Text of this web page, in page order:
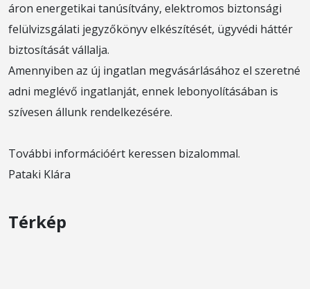
áron energetikai tanúsítvány, elektromos biztonsági
felülvizsgálati jegyzőkönyv elkészítését, ügyvédi háttér
biztosítását vállalja.
Amennyiben az új ingatlan megvásárlásához el szeretné
adni meglévő ingatlanját, ennek lebonyolításában is
szívesen állunk rendelkezésére.
További információért keressen bizalommal.
Pataki Klára
Térkép